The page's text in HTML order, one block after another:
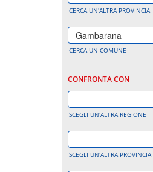
CERCA UN'ALTRA PROVINCIA
Gambarana
CERCA UN COMUNE
CONFRONTA CON
SCEGLI UN'ALTRA REGIONE
SCEGLI UN'ALTRA PROVINCIA